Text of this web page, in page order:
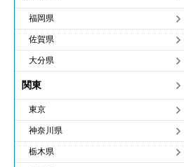
福岡県
佐賀県
大分県
関東
東京
神奈川県
栃木県